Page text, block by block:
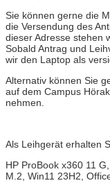
Sie können gerne die
die Versendung des
dieser Adresse stehen
Sobald Antrag und
wir den Laptop als
Alternativ können Sie
auf dem Campus
nehmen.
Als Leihgerät erhalten
HP ProBook x360 11
M.2, Win11 23H2,